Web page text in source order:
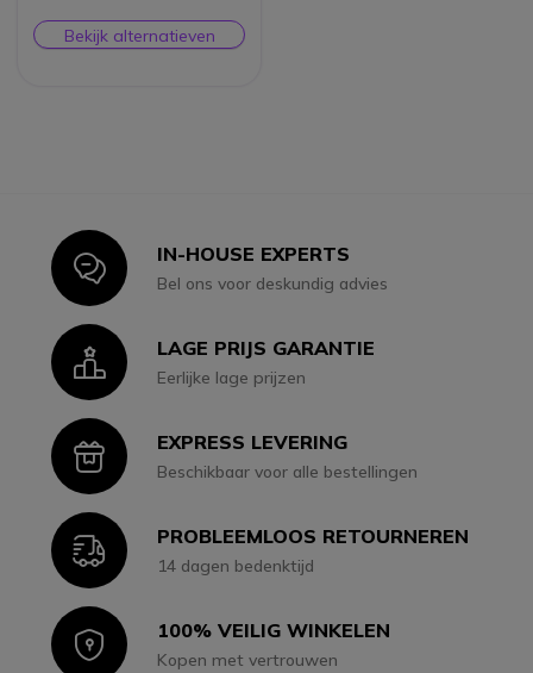
Bekijk alternatieven
IconIN-HOUSE EXPERTS
Bel ons voor deskundig advies
IconLAGE PRIJS GARANTIE
Eerlijke lage prijzen
IconEXPRESS LEVERING
Beschikbaar voor alle bestellingen
IconPROBLEEMLOOS RETOURNEREN
14 dagen bedenktijd
Icon100% VEILIG WINKELEN
Kopen met vertrouwen